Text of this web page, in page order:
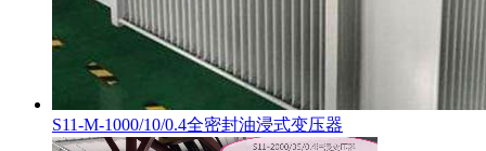
S11-M-1000/10/0.4全密封油浸式变压器